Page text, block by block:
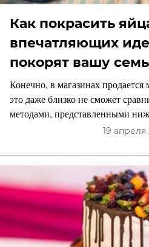
Как покрасить
впечатляющих
покорят вашу
Конечно, в магазинах
это даже близко не сможет
методами, представленными
19 апреля